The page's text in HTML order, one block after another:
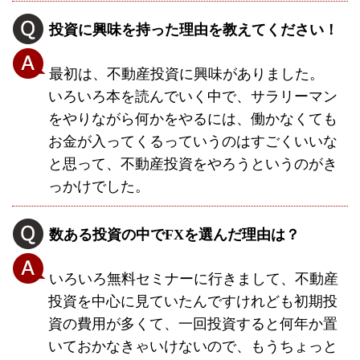
投資に興味を持った理由を教えてください！
最初は、不動産投資に興味がありました。
いろいろ本を読んでいく中で、サラリーマン
をやりながら何かをやるには、働かなくても
お金が入ってくるっていうのはすごくいいな
と思って、不動産投資をやろうというのがき
っかけでした。
数ある投資の中でFXを選んだ理由は？
いろいろ無料セミナーに行きまして、不動産
投資を中心に見ていたんですけれども初期投
資の費用が多くて、一回投資すると何年か置
いておかなきゃいけないので、もうちょっと